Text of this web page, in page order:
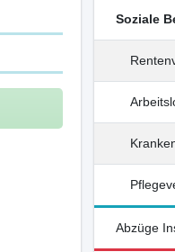
Soziale
Abzüge